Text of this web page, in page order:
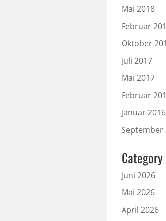
Mai 2018
Februar
Oktober
Juli 2017
Mai 2017
Februar
Januar 2016
September
Juni 2026
Mai 2026
April 2026